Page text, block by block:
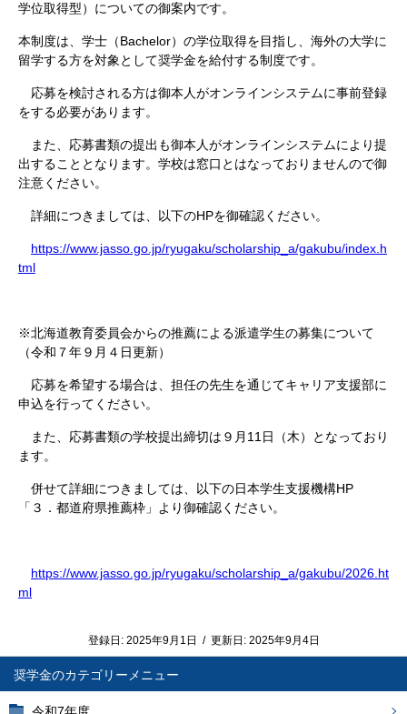
奨学金
学位取得型）についての御案内です。
本制度は、学士（Bachelor）の学位取得を目指し、海外の大学に
留学する方を対象として奨学金を給付する制度です。
応募を検討される方は御本人がオンラインシステムに事前登録
をする必要があります。
また、応募書類の提出も御本人がオンラインシステムにより提
出することとなります。学校は窓口とはなっておりませんので御
注意ください。
詳細につきましては、以下のHPを御確認ください。
https://www.jasso.go.jp/ryugaku/scholarship_a/gakubu/index.h
tml
※北海道教育委員会からの推薦による派遣学生の募集について
（令和７年９月４日更新）
応募を希望する場合は、担任の先生を通じてキャリア支援部に
申込を行ってください。
また、応募書類の学校提出締切は９月 11 日（木）となっており
ます。
併せて詳細につきましては、以下の日本学生支援機構HP
「３．都道府県推薦枠」より御確認ください。
https://www.jasso.go.jp/ryugaku/scholarship_a/gakubu/2026.ht
ml
登録日: 2025年9月1日 / 更新日: 2025年9月4日